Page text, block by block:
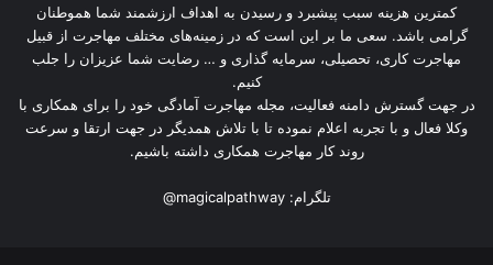
کمترین هزینه سبب پیشبرد و رسیدن به اهداف ارزشمند شما هموطنان
گرامی باشد. سعی ما بر این است که در زمینه‌های مختلف مهاجرت از قبیل
مهاجرت کاری، تحصیلی، سرمایه گذاری و … رضایت شما عزیزان را جلب
کنیم.
در جهت گسترش دامنه فعالیت، مجله مهاجرت آمادگی خود را برای همکاری با
وکلا فعال و با تجربه اعلام نموده تا با تلاش همدیگر در جهت ارتقا و سرعت
روند کار مهاجرت همکاری داشته باشیم.
تلگرام:@magicalpathway